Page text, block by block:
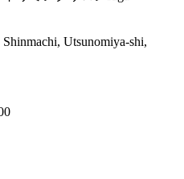
Utsunomiya-shi,